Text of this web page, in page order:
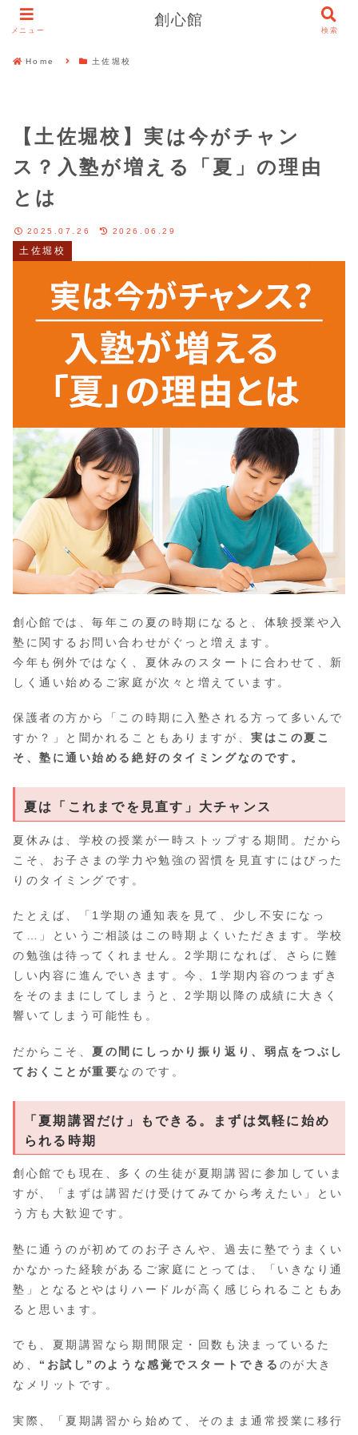
Home 土佐堀校
【土佐堀校】実は今がチャン
ス？入塾が増える「夏」の理由
とは
土佐堀校
2025.07.26 2026.06.29
創心館では、毎年この夏の時期になると、体験授業や入
塾に関するお問い合わせがぐっと増えます。
今年も例外ではなく、夏休みのスタートに合わせて、新
しく通い始めるご家庭が次々と増えています。
保護者の方から「この時期に入塾される方って多いんで
すか？」と聞かれることもありますが、実はこの夏こ
そ、塾に通い始める絶好のタイミングなのです。
夏は「これまでを見直す」大チャンス
夏休みは、学校の授業が一時ストップする期間。だから
こそ、お子さまの学力や勉強の習慣を見直すにはぴった
りのタイミングです。
たとえば、「1学期の通知表を見て、少し不安になっ
て…」というご相談はこの時期よくいただきます。学校
の勉強は待ってくれません。2学期になれば、さらに難
しい内容に進んでいきます。今、1学期内容のつまずき
をそのままにしてしまうと、2学期以降の成績に大きく
響いてしまう可能性も。
だからこそ、夏の間にしっかり振り返り、弱点をつぶし
ておくことが重要なのです。
「夏期講習だけ」もできる。まずは気軽に始め
られる時期
創心館でも現在、多くの生徒が夏期講習に参加していま
すが、「まずは講習だけ受けてみてから考えたい」とい
う方も大歓迎です。
塾に通うのが初めてのお子さんや、過去に塾でうまくい
かなかった経験があるご家庭にとっては、「いきなり通
塾」となるとやはりハードルが高く感じられることもあ
ると思います。
でも、夏期講習なら期間限定・回数も決まっているた
め、 “お試し”のような感覚でスタートできる のが大き
なメリットです。
実際、「夏期講習から始めて、そのまま通常授業に移行
メニュー
創心館
検索